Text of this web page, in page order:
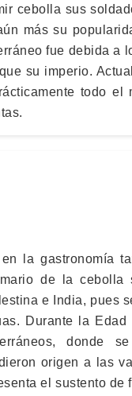
cebolla sus
más su
fue debida a
su imperio.
todo el
la gastronomía
de la cebolla
e India, pues
Durante la
donde
origen a las
el sustento de